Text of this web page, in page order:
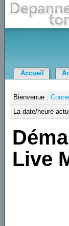
Accueil
Bienvenue :
La date/heure
Live